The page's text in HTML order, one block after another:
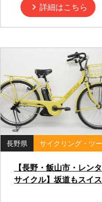
詳細はこちら
長野県
【長野・飯山市・レンタ
サイクル】坂道もスイス